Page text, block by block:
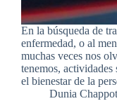
En la búsqueda de
enfermedad, o al
muchas veces nos
tenemos, actividades
el bienestar de la
Dunia